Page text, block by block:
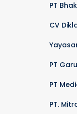
PT
CV
PT
PT
PT.